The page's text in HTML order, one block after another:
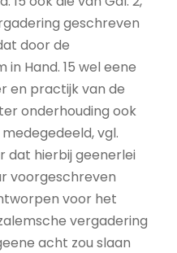
geschreven
door de
Hand. 15 wel eene
en practijk van de
onderhouding ook
vgl.
dat hierbij geenerlei
voorgeschreven
voor het
vergadering
acht zou slaan